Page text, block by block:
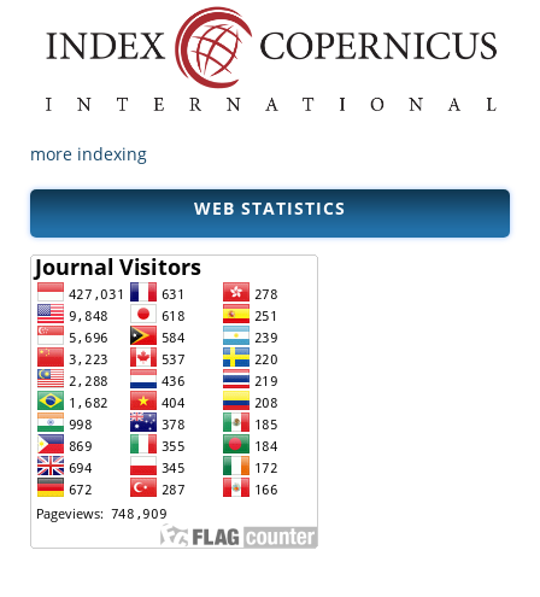
more indexing
WEB STATISTICS